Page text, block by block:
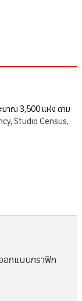
มาณ 3,500 แห่ง ตาม
Studio Census,
อกแบบกราฟิก